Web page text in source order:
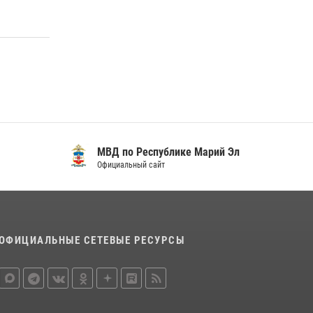
Управление Росгвардии по Республике
общественного порядка в День семьи, любви
МВД по Республике Марий Эл
Официальный сайт
СЕТЕВЫЕ РЕСУРСЫ